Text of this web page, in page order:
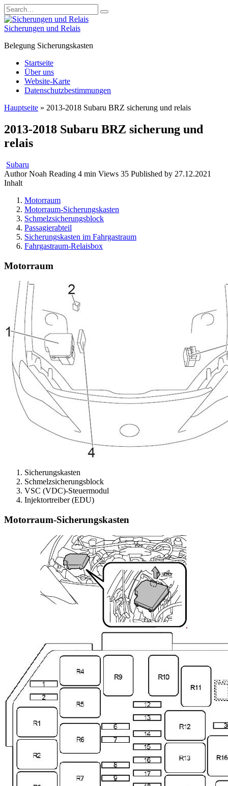
Skip
to
content
Search
for:
Sicherungen und Relais
Belegung Sicherungskasten
Startseite
Über uns
Website-Karte
Datenschutzbestimmungen
Hauptseite » 2013-2018 Subaru BRZ sicherung und relais
2013-2018 Subaru BRZ sicherung und
relais
Subaru
Author Noah Reading 4 min Views 35 Published by 27.12.2021
Inhalt
Motorraum
Motorraum-Sicherungskasten
Schmelzsicherungsblock
Passagierabteil
Sicherungskasten im Fahrgastraum
Fahrgastraum-Relaisbox
Motorraum
Sicherungskasten
Schmelzsicherungsblock
VSC (VDC)-Steuermodul
Injektortreiber (EDU)
Motorraum-Sicherungskasten